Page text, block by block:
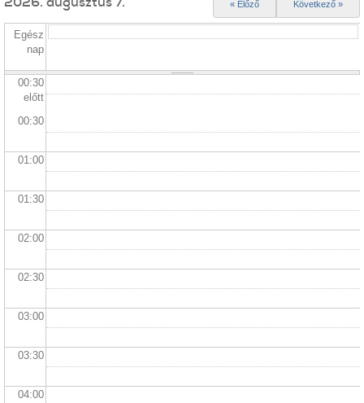
« Előző Következő »
Egész
nap
00:30
előtt
00:30
01:00
01:30
02:00
02:30
03:00
03:30
04:00